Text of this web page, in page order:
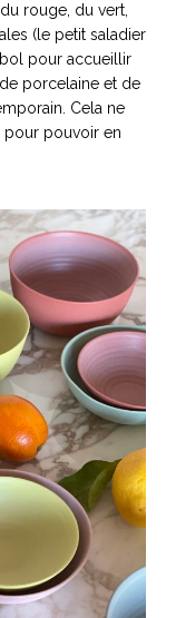
rouge, du vert,
(le petit saladier
pour accueillir
porcelaine et de
Cela ne
pour pouvoir en